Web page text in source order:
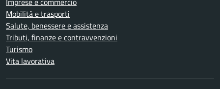
Mobilità e trasporti
Salute, benessere e assistenza
Tributi, finanze e contravvenzioni
Turismo
Vita lavorativa